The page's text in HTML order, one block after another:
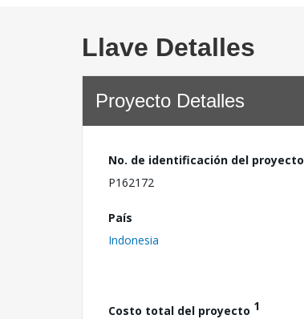
Llave Detalles
Proyecto Detalles
No. de identificación del proyecto
P162172
País
Indonesia
Costo total del proyecto 1